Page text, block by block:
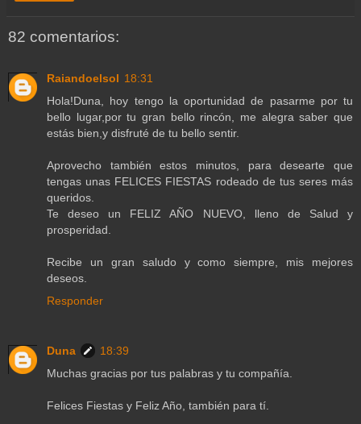
82 comentarios:
Raiandoelsol 18:31
Hola!Duna, hoy tengo la oportunidad de pasarme por tu
bello lugar,por tu gran bello rincón, me alegra saber que
estás bien,y disfruté de tu bello sentir.
Aprovecho también estos minutos, para desearte que
tengas unas FELICES FIESTAS rodeado de tus seres más
queridos.
Te deseo un FELIZ AÑO NUEVO, lleno de Salud y
prosperidad.
Recibe un gran saludo y como siempre, mis mejores
deseos.
Responder
Duna
18:39
Muchas gracias por tus palabras y tu compañía.
Felices Fiestas y Feliz Año, también para tí.